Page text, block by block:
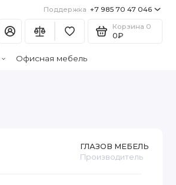
Поддержка +7 985 70 47 046
Корзина 0
0₽
Офисная мебель
ГЛАЗОВ МЕБЕЛЬ
Производитель